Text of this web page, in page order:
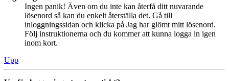
Ingen panik! Även om du inte kan återfå ditt nuvarande
lösenord så kan du enkelt återställa det. Gå till
inloggningssidan och klicka på Jag har glömt mitt lösenord.
Följ instruktionerna och du kommer att kunna logga in igen
inom kort.
Upp